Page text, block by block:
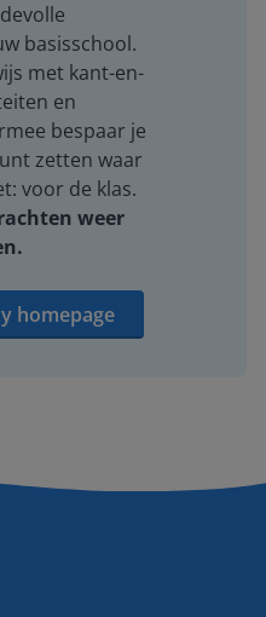
basisschool.
met kant-en-
en
bespaar je
zetten waar
voor de klas.
weer
homepage